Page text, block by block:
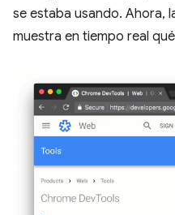
se estaba usando. Ahora,
muestra en tiempo real